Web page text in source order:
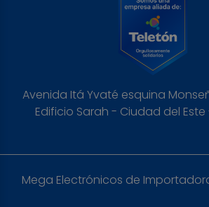
Avenida Itá Yvaté esquina
Edificio Sarah - Ciudad del
Mega Electrónicos de